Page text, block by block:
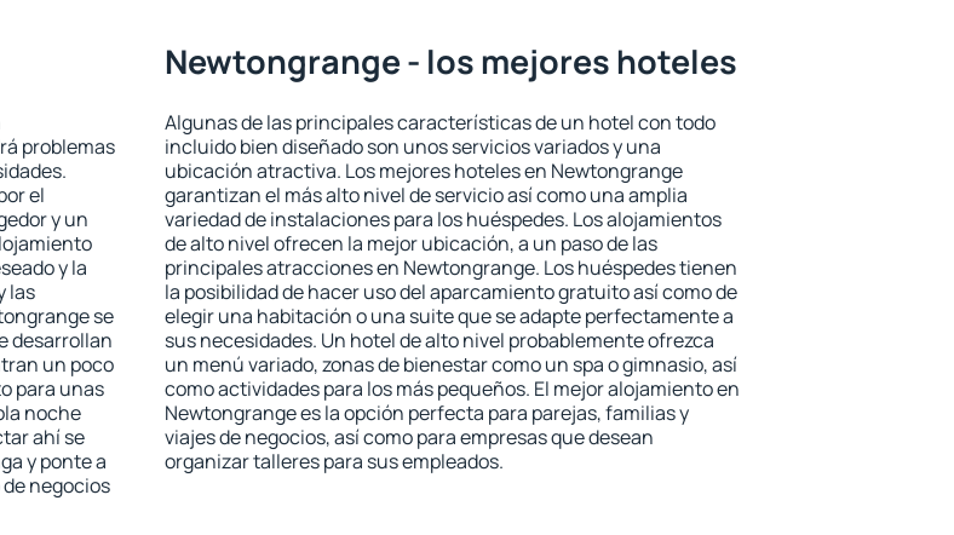
problemas
el
y un
y la
las
se
desarrollan
un poco
para unas
noche
ahí se
y ponte a
negocios
Newtongrange - los mejores hoteles
Algunas de las principales características de un hotel con todo
incluido bien diseñado son unos servicios variados y una
ubicación atractiva. Los mejores hoteles en Newtongrange
garantizan el más alto nivel de servicio así como una amplia
variedad de instalaciones para los huéspedes. Los alojamientos
de alto nivel ofrecen la mejor ubicación, a un paso de las
principales atracciones en Newtongrange. Los huéspedes tienen
la posibilidad de hacer uso del aparcamiento gratuito así como de
elegir una habitación o una suite que se adapte perfectamente a
sus necesidades. Un hotel de alto nivel probablemente ofrezca
un menú variado, zonas de bienestar como un spa o gimnasio, así
como actividades para los más pequeños. El mejor alojamiento en
Newtongrange es la opción perfecta para parejas, familias y
viajes de negocios, así como para empresas que desean
organizar talleres para sus empleados.